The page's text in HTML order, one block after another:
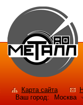
Карта сайта
Ваш город:
Москва